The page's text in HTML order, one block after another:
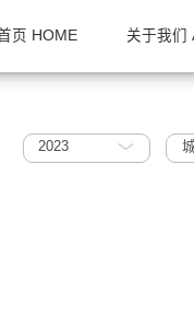
首页 HOME 关
2023